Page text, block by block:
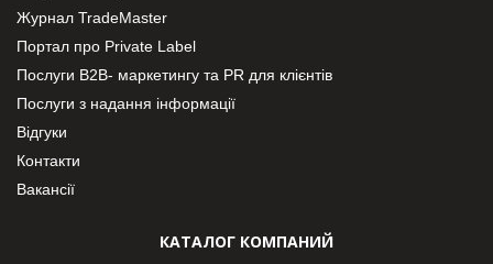
Журнал TradeMaster
Портал про Private Label
Послуги В2В- маркетингу та PR для клієнтів
Послуги з надання інформації
Відгуки
Контакти
Вакансії
КАТАЛОГ КОМПАНИЙ